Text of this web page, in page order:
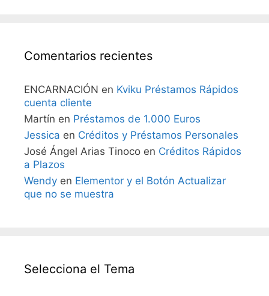
Comentarios recientes
ENCARNACIÓN en Kviku Préstamos Rápidos
cuenta cliente
Martín en Préstamos de 1.000 Euros
Jessica en Créditos y Préstamos Personales
José Ángel Arias Tinoco en Créditos Rápidos
a Plazos
Wendy en Elementor y el Botón Actualizar
que no se muestra
Selecciona el Tema